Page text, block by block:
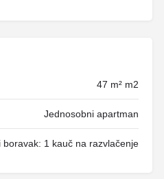
47 m² m2
Jednosobni apartman
1 kauč na razvlačenje